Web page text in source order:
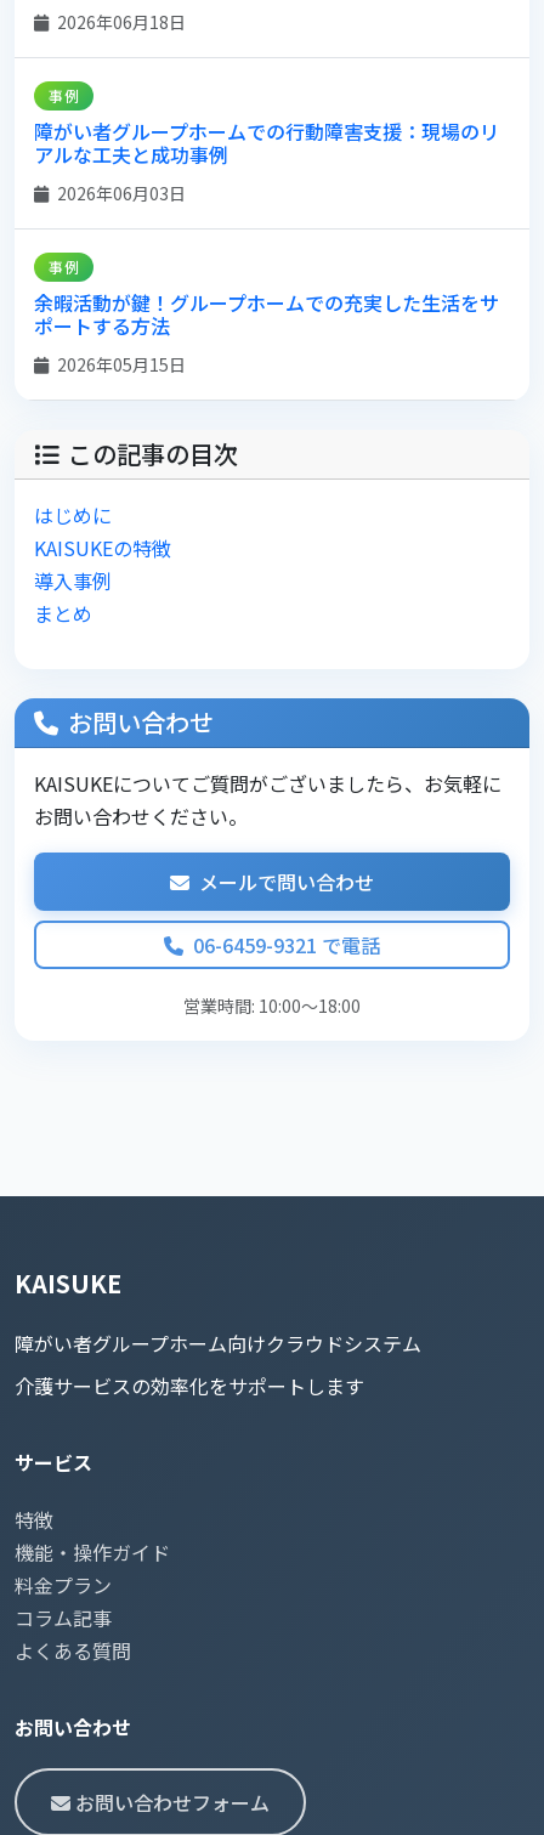
2026年06月18日
事例
障がい者グループホームでの行動障害支援：現場のリ
アルな工夫と成功事例
2026年06月03日
事例
余暇活動が鍵！グループホームでの充実した生活をサ
ポートする方法
2026年05月15日
この記事の目次
はじめに
KAISUKEの特徴
導入事例
まとめ
お問い合わせ
KAISUKEについてご質問がございましたら、お気軽に
お問い合わせください。
メールで問い合わせ
06-6459-9321 で電話
営業時間: 10:00～18:00
KAISUKE
障がい者グループホーム向けクラウドシステム
介護サービスの効率化をサポートします
サービス
特徴
機能・操作ガイド
料金プラン
コラム記事
よくある質問
お問い合わせ
お問い合わせフォーム